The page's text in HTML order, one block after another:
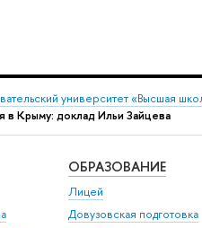
университет «Высшая
в Крыму: доклад Ильи Зайцева
ОБРАЗОВАНИЕ
Лицей
Довузовская подготовка